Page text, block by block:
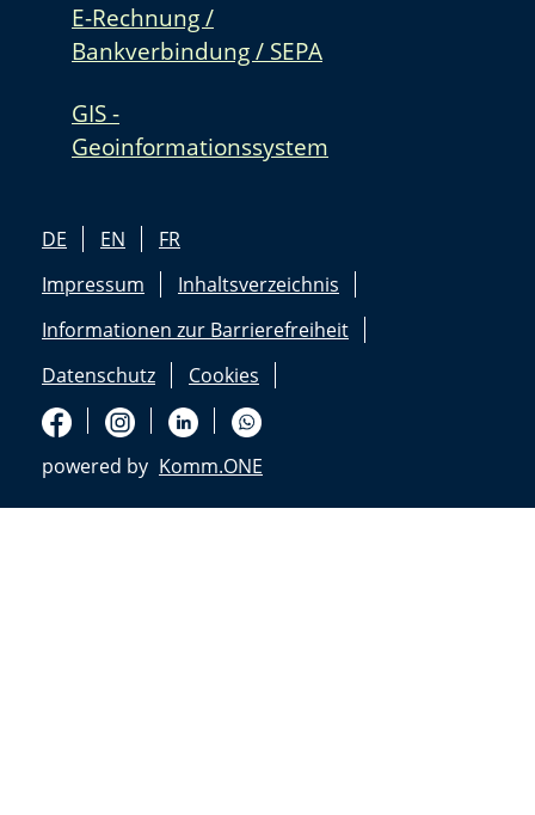
E-Rechnung /
Bankverbindung / SEPA
GIS -
Geoinformationssystem
DE EN
FR
Impressum
Inhaltsverzeichnis
Informationen zur Barrierefreiheit
Datenschutz
Cookies
powered by Komm.ONE